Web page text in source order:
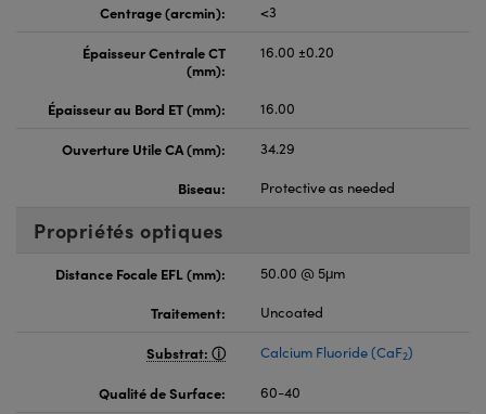
Centrage (arcmin):
<3
Épaisseur Centrale CT
(mm):
16.00 ±0.20
Épaisseur au Bord ET (mm): 16.00
Ouverture Utile CA (mm):
34.29
Biseau:
Protective as needed
Propriétés optiques
Distance Focale EFL (mm):
50.00 @ 5μm
Traitement:
Uncoated
Substrat: Calcium Fluoride (CaF2)
Qualité de Surface: 60-40